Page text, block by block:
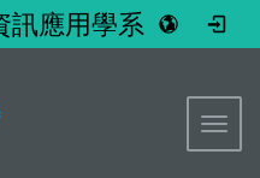
訊應用學系